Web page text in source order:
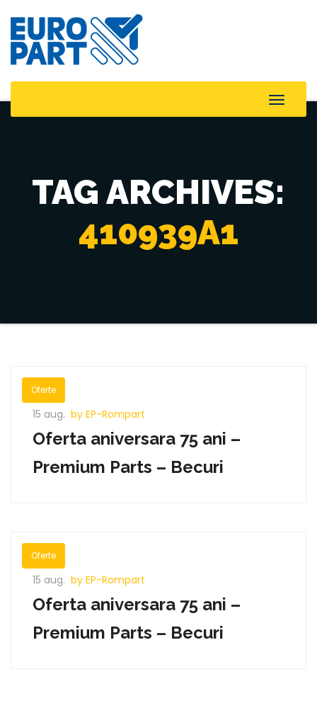
Toggle
TAG ARCHIVES:
410939A1
Oferte
15 aug. by EP-Rompart
Oferta aniversara 75 ani –
Premium Parts – Becuri
Oferte
15 aug. by EP-Rompart
Oferta aniversara 75 ani –
Premium Parts – Becuri